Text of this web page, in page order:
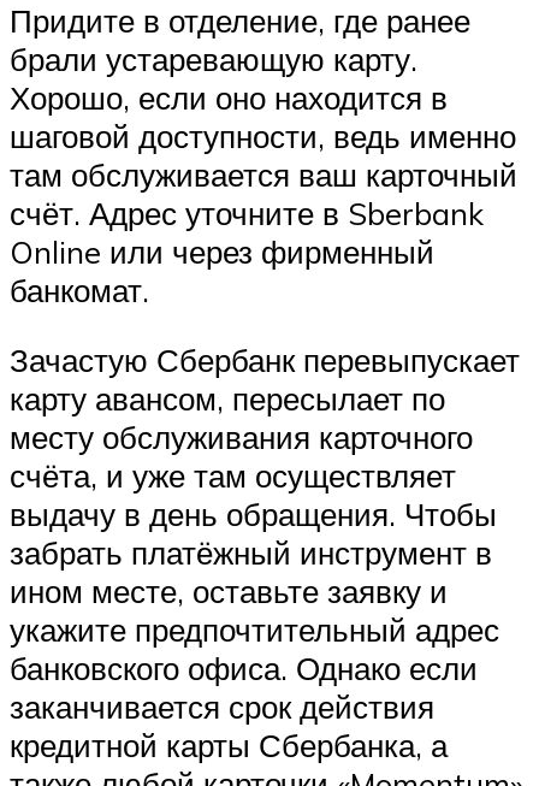
Придите в отделение, где ранее
брали устаревающую карту.
Хорошо, если оно находится в
шаговой доступности, ведь именно
там обслуживается ваш карточный
счёт. Адрес уточните в Sberbank
Online или через фирменный
банкомат.
Зачастую Сбербанк перевыпускает
карту авансом, пересылает по
месту обслуживания карточного
счёта, и уже там осуществляет
выдачу в день обращения. Чтобы
забрать платёжный инструмент в
ином месте, оставьте заявку и
укажите предпочтительный адрес
банковского офиса. Однако если
заканчивается срок действия
кредитной карты Сбербанка, а